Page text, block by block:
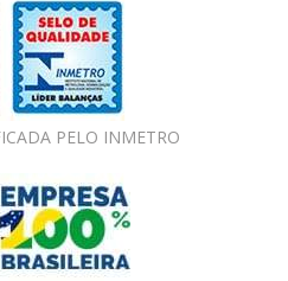
PELO INMETRO